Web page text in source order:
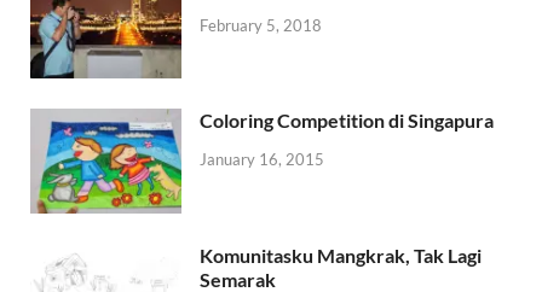
February 5, 2018
Coloring Competition di Singapura
January 16, 2015
Komunitasku Mangkrak, Tak Lagi
Semarak